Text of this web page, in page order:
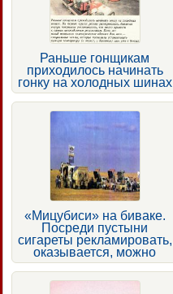
Раньше гонщикам
приходилось начинать
гонку на холодных шинах
«Мицубиси» на биваке.
Посреди пустыни
сигареты рекламировать,
оказывается, можно